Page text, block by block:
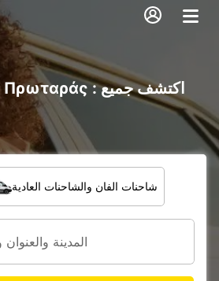
شاحنات الفان والشاحنات العادية